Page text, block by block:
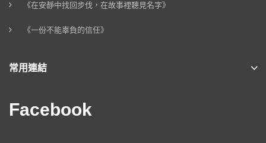
《在安靜中找回步伐，在故事裡聽見名字》
《一份不能辜負的信任》
常用連結
Facebook